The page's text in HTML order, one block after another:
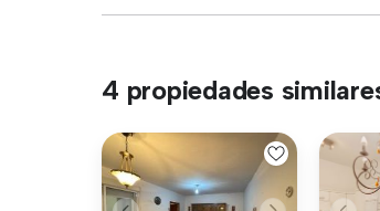
4 propiedades